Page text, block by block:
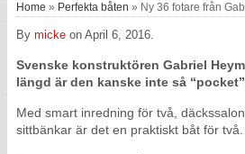
Home » Perfekta båten » Ny 36 fotare från
By micke on April 6, 2016.
Svenske konstruktören Gabriel
längd är den kanske inte så
Med smart inredning för två,
sittbänkar är det en praktiskt båt för två.